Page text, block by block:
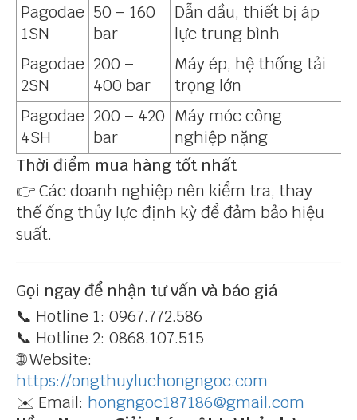
Pagodae
1SN
50 – 160
bar
Dẫn dầu, thiết bị áp
lực trung bình
Pagodae
2SN
200 –
400 bar
Máy ép, hệ thống tải
trọng lớn
Pagodae
4SH
200 – 420
bar
Máy móc công
nghiệp nặng
Thời điểm mua hàng tốt nhất
👉 Các doanh nghiệp nên kiểm tra, thay
thế ống thủy lực định kỳ để đảm bảo hiệu
suất.
Gọi ngay để nhận tư vấn và báo giá
📞 Hotline 1: 0967.772.586
📞 Hotline 2: 0868.107.515
🌐 Website:
https://ongthuyluchongngoc.com
✉️ Email: hongngoc187186@gmail.com